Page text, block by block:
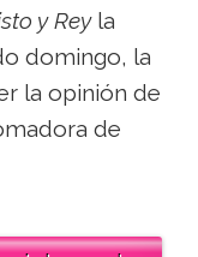
y Reyla
domingo, la
la opinión de
de